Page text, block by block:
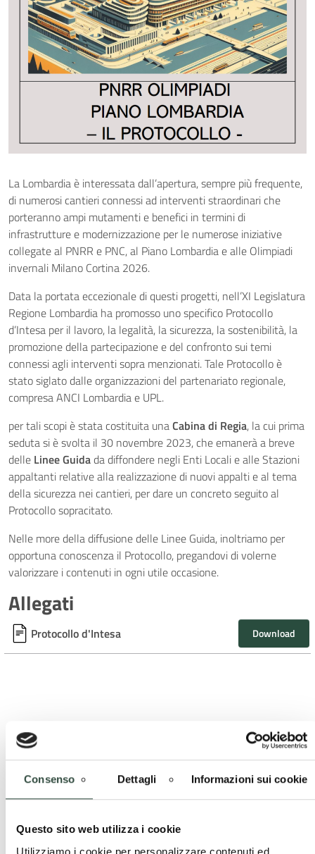
Consenso Dettagli Informazioni sui cookie
Questo sito web utilizza i cookie
Utilizziamo i cookie per personalizzare contenuti ed
La Lombardia è interessata dall’apertura, sempre più frequente,
di numerosi cantieri connessi ad interventi straordinari che
porteranno ampi mutamenti e benefici in termini di
infrastrutture e modernizzazione per le numerose iniziative
collegate al PNRR e PNC, al Piano Lombardia e alle Olimpiadi
invernali Milano Cortina 2026.
Data la portata eccezionale di questi progetti, nell’XI Legislatura
Regione Lombardia ha promosso uno specifico Protocollo
d’Intesa per il lavoro, la legalità, la sicurezza, la sostenibilità, la
promozione della partecipazione e del confronto sui temi
connessi agli interventi sopra menzionati. Tale Protocollo è
stato siglato dalle organizzazioni del partenariato regionale,
compresa ANCI Lombardia e UPL.
per tali scopi è stata costituita unaCabina di Regia, la cui prima
seduta si è svolta il 30 novembre 2023, che emanerà a breve
delle Linee Guidada diffondere negli Enti Locali e alle Stazioni
appaltanti relative alla realizzazione di nuovi appalti e al tema
della sicurezza nei cantieri, per dare un concreto seguito al
Protocollo sopracitato.
Nelle more della diffusione delle Linee Guida, inoltriamo per
opportuna conoscenza il Protocollo, pregandovi di volerne
valorizzare i contenuti in ogni utile occasione.
Allegati
Protocollo d'Intesa Download
Cerca
Cerca
Ultime news